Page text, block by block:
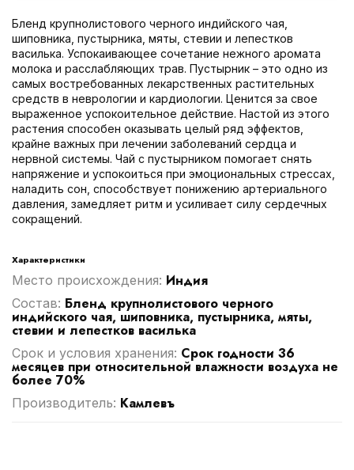
Бленд крупнолистового черного индийского чая,
шиповника, пустырника, мяты, стевии и лепестков
василька. Успокаивающее сочетание нежного аромата
молока и расслабляющих трав. Пустырник – это одно из
самых востребованных лекарственных растительных
средств в неврологии и кардиологии. Ценится за свое
выраженное успокоительное действие. Настой из этого
растения способен оказывать целый ряд эффектов,
крайне важных при лечении заболеваний сердца и
нервной системы. Чай с пустырником помогает снять
напряжение и успокоиться при эмоциональных стрессах,
наладить сон, способствует понижению артериального
давления, замедляет ритм и усиливает силу сердечных
сокращений.
Характеристики
Место происхождения: Индия
Cостав: Бленд крупнолистового черного
индийского чая, шиповника, пустырника, мяты,
стевии и лепестков василька
Срок и условия хранения: Срок годности 36
месяцев при относительной влажности воздуха не
более 70%
Производитель: Камлевъ